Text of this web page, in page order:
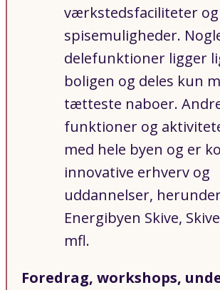
værkstedsfaciliteter og
spisemuligheder.
delefunktioner ligger
boligen og deles kun
tætteste naboer.
funktioner og
med hele byen og er
innovative erhverv og
uddannelser,
Energibyen Skive,
mfl.
Foredrag, workshops,